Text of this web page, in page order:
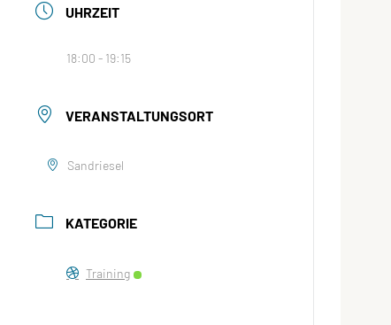
UHRZEIT
18:00 - 19:15
VERANSTALTUNGSORT
Sandriesel
KATEGORIE
Training